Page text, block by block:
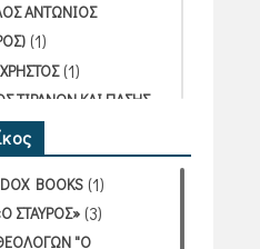
ΑΝΤΩΝΙΟΣ
(1)
(1)
ΤΙΡΑΝΩΝ ΚΑΙ ΠΑΣΗΣ
ΓΙΑΝΝΟΥΛΑΤΟΣ
(6)
BOOKS(1)
ΣΤΑΥΡΟΣ»(3)
"Ο